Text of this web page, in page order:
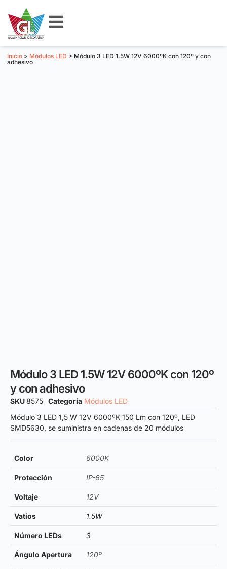
Inicio > Módulos LED > Módulo 3 LED 1.5W 12V 6000ºK con 120º y con
adhesivo
Módulo 3 LED 1.5W 12V 6000ºK con 120º
y con adhesivo
SKU8575 Categoría Módulos LED
Módulo 3 LED 1,5 W 12V 6000ºK 150 Lm con 120º, LED
SMD5630, se suministra en cadenas de 20 módulos
Color 6000K
Protección IP-65
Voltaje 12V
Vatios 1.5W
Número LEDs 3
Ángulo Apertura 120º